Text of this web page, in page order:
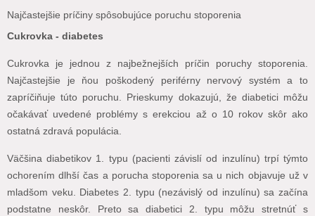
Najčastejšie príčiny spôsobujúce poruchu stoporenia
Cukrovka - diabetes
Cukrovka je jednou z najbežnejších príčin poruchy stoporenia.
Najčastejšie je ňou poškodený periférny nervový systém a to
zapríčiňuje túto poruchu. Prieskumy dokazujú, že diabetici môžu
očakávať uvedené problémy s erekciou až o 10 rokov skôr ako
ostatná zdravá populácia.
Väčšina diabetikov 1. typu (pacienti závislí od inzulínu) trpí týmto
ochorením dlhší čas a porucha stoporenia sa u nich objavuje už v
mladšom veku. Diabetes 2. typu (nezávislý od inzulínu) sa začína
podstatne neskôr. Preto sa diabetici 2. typu môžu stretnúť s